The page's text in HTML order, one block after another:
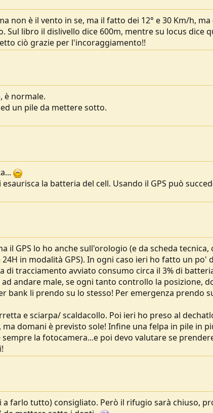
non è il vento in se, ma il fatto dei 12° e 30 Km/h,
Sul libro il dislivello dice 600m, mentre su locus dice
ciò grazie per l'incoraggiamento!!
è normale.
un pile da mettere sotto.
la batteria del cell. Usando il GPS può
il GPS lo ho anche sull'orologio (e da scheda
in modalità GPS). In ogni caso ieri ho fatto un po'
tracciamento avviato consumo circa il 3% di
andare male, se ogni tanto controllo la posizione,
bank li prendo su lo stesso! Per emergenza prendo
e sciarpa/ scaldacollo. Poi ieri ho preso al
domani è previsto sole! Infine una felpa in pile in
la fotocamera...e poi devo valutare se
a farlo tutto) consigliato. Però il rifugio sarà chiuso,